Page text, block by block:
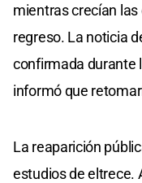
mientras crecían
regreso. La noticia
confirmada durante
informó que
La reaparición
estudios de eltrece.